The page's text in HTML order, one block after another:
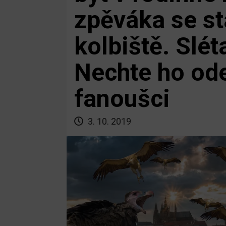
zpěváka se
kolbiště.
Nechte ho
fanoušci
3. 10. 2019